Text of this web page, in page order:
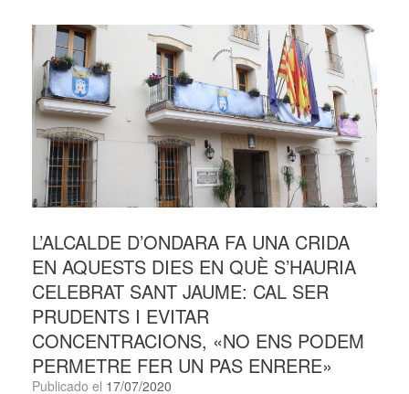
L’ALCALDE D’ONDARA FA UNA CRIDA
EN AQUESTS DIES EN QUÈ S’HAURIA
CELEBRAT SANT JAUME: CAL SER
PRUDENTS I EVITAR
CONCENTRACIONS, «NO ENS PODEM
PERMETRE FER UN PAS ENRERE»
Publicado el 17/07/2020